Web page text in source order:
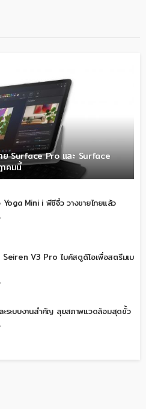
ย Surface Pro และ Surface
คมนี้
Yoga Mini i พีซีจิ๋ว วางขายไทยแล้ว
V3 Pro ไมค์สตูดิโอเพื่อสตรีมเม
ระบบงานสำคัญ ลุยสภาพแวดล้อมสุดขั้ว